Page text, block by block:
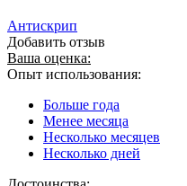
Антискрип
Добавить отзыв
Ваша оценка:
Опыт использования:
Больше года
Менее месяца
Несколько месяцев
Несколько дней